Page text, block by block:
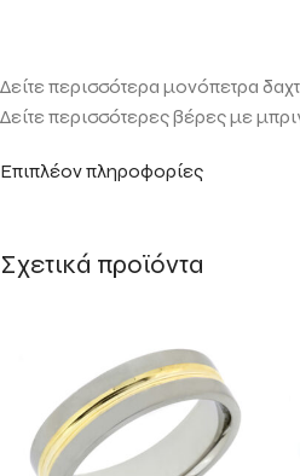
Δείτε περισσότερα μονόπετρα
Δείτε περισσότερες βέρες με
Επιπλέον πληροφορίες
Σχετικά προϊόντα